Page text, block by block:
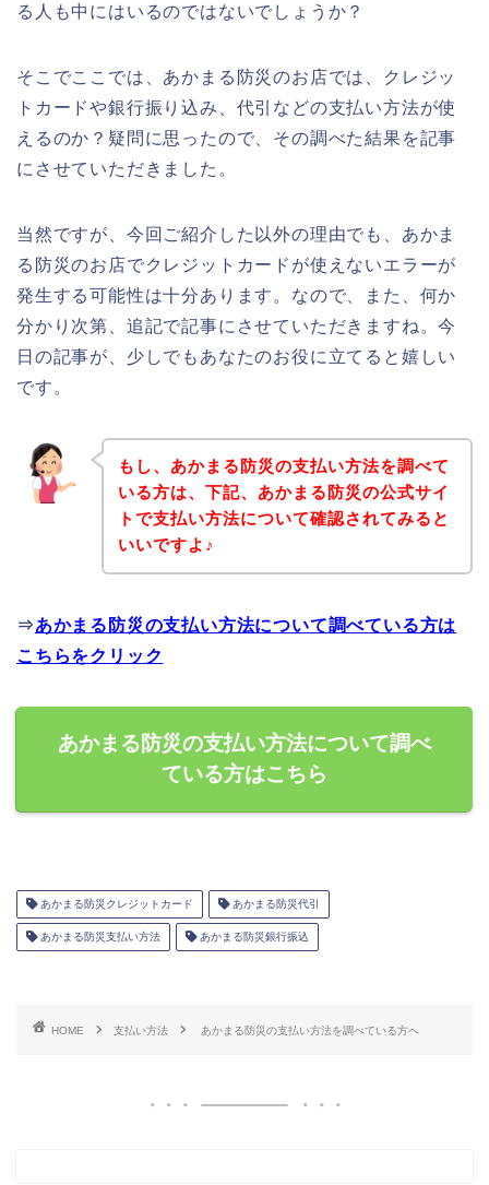
る人も中にはいるのではないでしょうか？
そこでここでは、あかまる防災のお店では、クレジッ
トカードや銀行振り込み、代引などの支払い方法が使
えるのか？疑問に思ったので、その調べた結果を記事
にさせていただきました。
当然ですが、今回ご紹介した以外の理由でも、あかま
る防災のお店でクレジットカードが使えないエラーが
発生する可能性は十分あります。なので、また、何か
分かり次第、追記で記事にさせていただきますね。今
日の記事が、少しでもあなたのお役に立てると嬉しい
です。
もし、あかまる防災の支払い方法を調べて
いる方は、下記、あかまる防災の公式サイ
トで支払い方法について確認されてみると
いいですよ♪
⇒あかまる防災の支払い方法について調べている方は
こちらをクリック
あかまる防災の支払い方法について調べ
ている方はこちら
あかまる防災クレジットカード あかまる防災代引
あかまる防災支払い方法 あかまる防災銀行振込
HOME 支払い方法 あかまる防災の支払い方法を調べている方へ